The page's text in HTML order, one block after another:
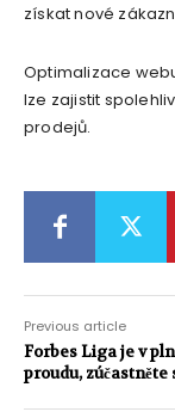
získat nové
Optimalizace
lze zajistit
prodejů.
Previous article
Forbes Ligaje v
proudu, zúčastněte